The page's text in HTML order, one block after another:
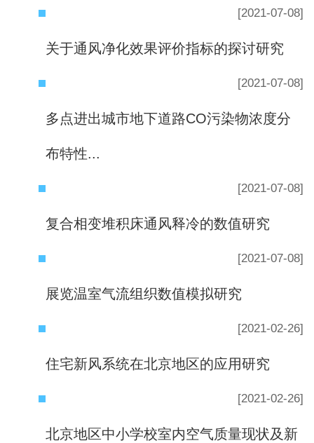
[2021-07-08]
关于通风净化效果评价指标的探讨研究
[2021-07-08]
多点进出城市地下道路CO污染物浓度分
布特性...
[2021-07-08]
复合相变堆积床通风释冷的数值研究
[2021-07-08]
展览温室气流组织数值模拟研究
[2021-02-26]
住宅新风系统在北京地区的应用研究
[2021-02-26]
北京地区中小学校室内空气质量现状及新